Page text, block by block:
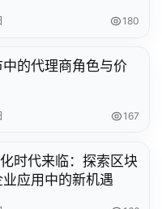
180
中的代理商角色与价
167
时代来临：探索区块
应用中的新机遇